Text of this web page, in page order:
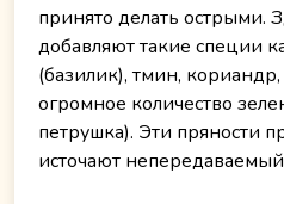
принято делать острыми.
добавляют такие специи
(базилик), тмин,
огромное количество
петрушка). Эти пряности
источают